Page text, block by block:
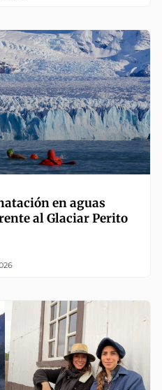
en aguas
al Glaciar Perito